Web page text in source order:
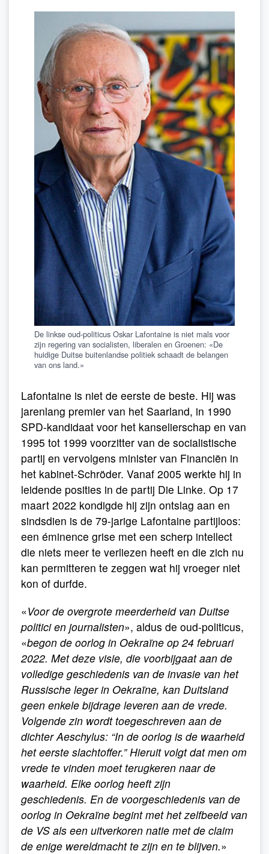
De linkse oud-politicus Oskar Lafontaine is niet mals voor
zijn regering van socialisten, liberalen en Groenen: «De
huidige Duitse buitenlandse politiek schaadt de belangen
van ons land.»
Lafontaine is niet de eerste de beste. Hij was
jarenlang premier van het Saarland, in 1990
SPD-kandidaat voor het kanselierschap en van
1995 tot 1999 voorzitter van de socialistische
partij en vervolgens minister van Financiën in
het kabinet-Schröder. Vanaf 2005 werkte hij in
leidende posities in de partij Die Linke. Op 17
maart 2022 kondigde hij zijn ontslag aan en
sindsdien is de 79-jarige Lafontaine partijloos:
een éminence grise met een scherp intellect
die niets meer te verliezen heeft en die zich nu
kan permitteren te zeggen wat hij vroeger niet
kon of durfde.
«Voor de overgrote meerderheid van Duitse
politici en journalisten», aldus de oud-politicus,
«begon de oorlog in Oekraïne op 24 februari
2022. Met deze visie, die voorbijgaat aan de
volledige geschiedenis van de invasie van het
Russische leger in Oekraïne, kan Duitsland
geen enkele bijdrage leveren aan de vrede.
Volgende zin wordt toegeschreven aan de
dichter Aeschylus: “In de oorlog is de waarheid
het eerste slachtoffer.” Hieruit volgt dat men om
vrede te vinden moet terugkeren naar de
waarheid. Elke oorlog heeft zijn
geschiedenis. En de voorgeschiedenis van de
oorlog in Oekraïne begint met het zelfbeeld van
de VS als een uitverkoren natie met de claim
de enige wereldmacht te zijn en te blijven.»